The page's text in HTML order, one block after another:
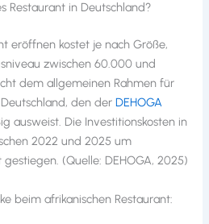
Restaurant in Deutschland?
eröffnen kostet je nach Größe,
zwischen 60.000 und
dem allgemeinen Rahmen für
den derDEHOGA
ausweist. Die Investitionskosten in
2022 und 2025 um
(Quelle: DEHOGA, 2025)
beim afrikanischen Restaurant: